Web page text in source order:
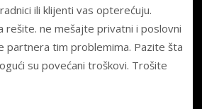
ili klijenti vas opterećuju.
rešite. ne mešajte privatni i poslovni
partnera tim problemima. Pazite šta
su povećani troškovi. Trošite